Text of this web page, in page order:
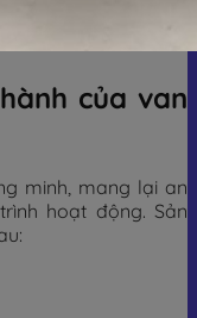
của van
minh, mang lại an
hoạt động. Sản